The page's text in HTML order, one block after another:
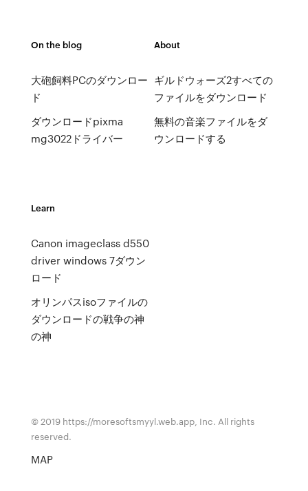
On the blog
大砲飼料PCのダウンロー
ド
ダウンロードpixma
mg3022ドライバー
About
ギルドウォーズ2すべての
ファイルをダウンロード
無料の音楽ファイルをダ
ウンロードする
Learn
Canon imageclass d550
driver windows 7ダウン
ロード
オリンパスisoファイルの
ダウンロードの戦争の神
の神
© 2019 https://moresoftsmyyl.web.app, Inc. All rights
reserved.
MAP